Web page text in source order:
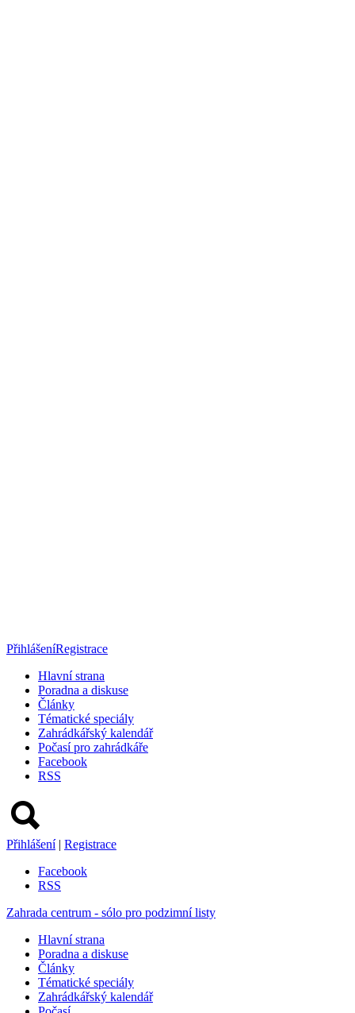
PřihlášeníRegistrace
Hlavní strana
Poradna a diskuse
Články
Tématické speciály
Zahrádkářský kalendář
Počasí pro zahrádkáře
Facebook
RSS
Přihlášení | Registrace
Facebook
RSS
Zahrada centrum - sólo pro podzimní listy
Hlavní strana
Poradna a diskuse
Články
Tématické speciály
Zahrádkářský kalendář